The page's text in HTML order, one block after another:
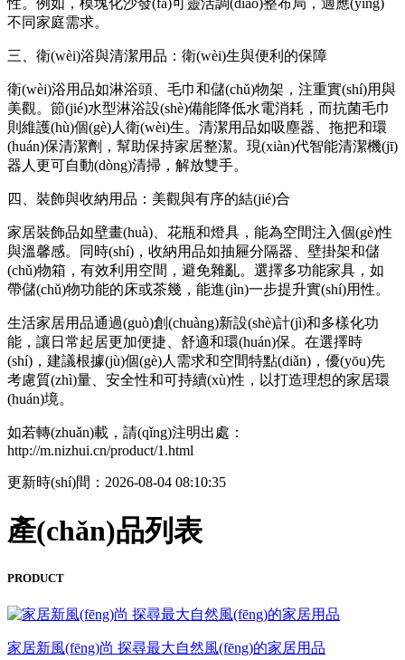
不同家庭需求。
三、衛(wèi)浴與清潔用品：衛(wèi)生與便利的保障
衛(wèi)浴用品如淋浴頭、毛巾和儲(chǔ)物架，注重實(shí)用與
美觀。節(jié)水型淋浴設(shè)備能降低水電消耗，而抗菌毛巾
則維護(hù)個(gè)人衛(wèi)生。清潔用品如吸塵器、拖把和環
(huán)保清潔劑，幫助保持家居整潔。現(xiàn)代智能清潔機(jī)
器人更可自動(dòng)清掃，解放雙手。
四、裝飾與收納用品：美觀與有序的結(jié)合
家居裝飾品如壁畫(huà)、花瓶和燈具，能為空間注入個(gè)性
與溫馨感。同時(shí)，收納用品如抽屜分隔器、壁掛架和儲
(chǔ)物箱，有效利用空間，避免雜亂。選擇多功能家具，如
帶儲(chǔ)物功能的床或茶幾，能進(jìn)一步提升實(shí)用性。
生活家居用品通過(guò)創(chuàng)新設(shè)計(jì)和多樣化功
能，讓日常起居更加便捷、舒適和環(huán)保。在選擇時
(shí)，建議根據(jù)個(gè)人需求和空間特點(diǎn)，優(yōu)先
考慮質(zhì)量、安全性和可持續(xù)性，以打造理想的家居環
(huán)境。
如若轉(zhuǎn)載，請(qǐng)注明出處：
http://m.nizhui.cn/product/1.html
更新時(shí)間：2026-08-04 08:10:35
產(chǎn)品列表
PRODUCT
家居新風(fēng)尚 探尋最大自然風(fēng)的家居用品